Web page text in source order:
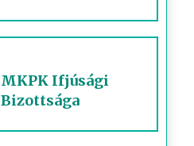
MKPK Ifjúsági
Bizottsága